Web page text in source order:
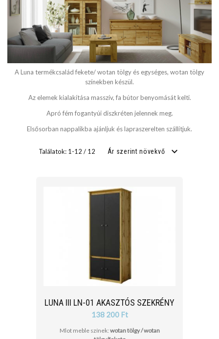
SZÉLESSÉG
cm
cm
A Luna termékcsalád fekete/ wotan tölgy és egységes, wotan tölgy
színekben készül.
Az elemek kialakítása masszív, fa bútor benyomását kelti.
Apró fém fogantyúi diszkréten jelennek meg.
Elsősorban nappalikba ajánljuk és lapraszerelten szállítjuk.
Találatok: 1-12 / 12 Ár szerint növekvő
LUNA III LN-01 AKASZTÓS SZEKRÉNY
138 200 Ft
Mlot meble színek: wotan tölgy / wotan